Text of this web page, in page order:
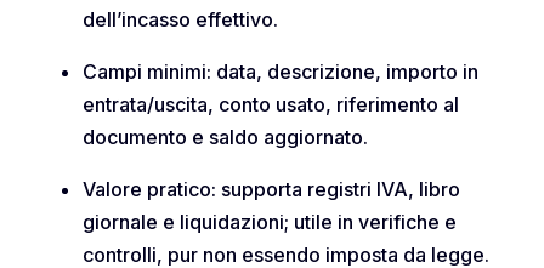
dell’incasso effettivo.
Campi minimi: data, descrizione, importo in
entrata/uscita, conto usato, riferimento al
documento e saldo aggiornato.
Valore pratico: supporta registri IVA, libro
giornale e liquidazioni; utile in verifiche e
controlli, pur non essendo imposta da legge.